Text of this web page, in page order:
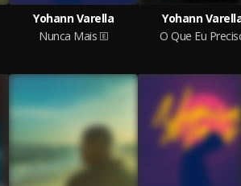
Yohann Varella
Nunca Mais
Yohann
O Que Eu